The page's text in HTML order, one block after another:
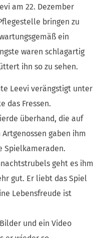
am 22. Dezember
bringen zu
ein
waren schlagartig
ihn so zu sehen.
Leevi verängstigt unter
das Fressen.
überhand, die auf
gaben ihm
Spielkameraden.
geht es ihm
gut. Er liebt das Spiel
Lebensfreude ist
und ein Video